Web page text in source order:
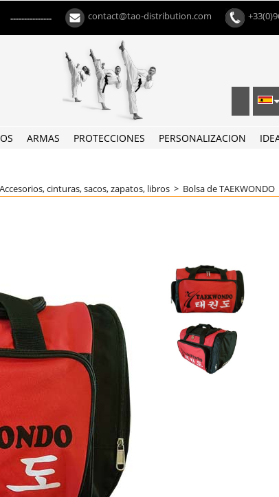
--------------- contact@tao-distribution.com
ARMAS PROTECCIONES PERSONALIZACION
Accesorios, cinturas, sacos, zapatos, libros > Bolsa de TAEKWONDO